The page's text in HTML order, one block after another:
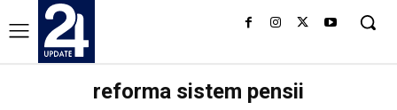
reforma sistem pensii